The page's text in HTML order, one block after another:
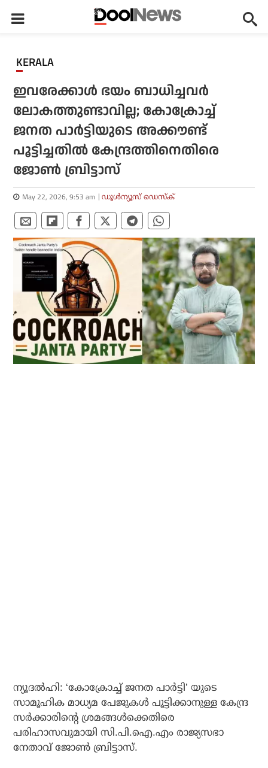
KERALA
ഇവരേക്കാള്‍ ഭയം ബാധിച്ചവര്‍
ലോകത്തുണ്ടാവില്ല; കോക്രോച്ച്
ജനത പാര്‍ട്ടിയുടെ അക്കൗണ്ട്
പൂട്ടിച്ചതില്‍ കേന്ദ്രത്തിനെതിരെ
ജോണ്‍ ബ്രിട്ടാസ്
May 22, 2026, 9:53 am ഡൂള്‍ന്യൂസ് ഡെസ്‌ക്
ന്യൂദല്‍ഹി: ‘കോക്രോച്ച് ജനത പാര്‍ട്ടി’ യുടെ
സാമൂഹിക മാധ്യമ പേജുകള്‍ പൂട്ടിക്കാനുള്ള കേന്ദ്ര
സര്‍ക്കാരിന്റെ ശ്രമങ്ങള്‍ക്കെതിരെ
പരിഹാസവുമായി സി.പി.ഐ.എം രാജ്യസഭാ
നേതാവ് ജോണ്‍ ബ്രിട്ടാസ്.